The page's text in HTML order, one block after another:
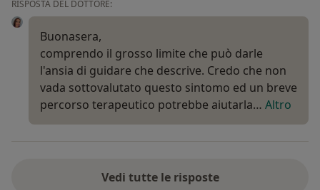
RISPOSTA DEL DOTTORE:
Buonasera,
comprendo il grosso limite che può darle
l'ansia di guidare che descrive. Credo che non
vada sottovalutato questo sintomo ed un breve
percorso terapeutico potrebbe aiutarla… Altro
Vedi tutte le risposte